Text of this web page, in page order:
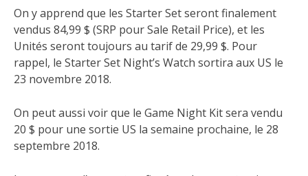
On y apprend que les Starter Set seront finalement
vendus 84,99 $ (SRP pour Sale Retail Price), et les
Unités seront toujours au tarif de 29,99 $. Pour
rappel, le Starter Set Night’s Watch sortira aux US le
23 novembre 2018.
On peut aussi voir que le Game Night Kit sera vendu
20 $ pour une sortie US la semaine prochaine, le 28
septembre 2018.